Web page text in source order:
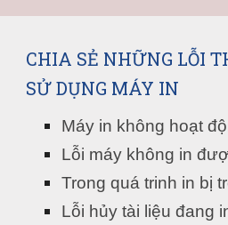
CHIA SẺ NHỮNG LỖI
SỬ DỤNG MÁY IN
Máy in không hoạt
Lỗi máy không in
Trong quá trinh in bị
Lỗi hủy tài liệu đang